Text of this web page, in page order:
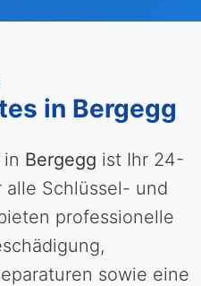
in Bergegg
in Bergegg ist Ihr 24-
Schlüssel- und
professionelle
sowie eine